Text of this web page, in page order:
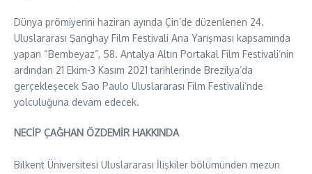
Dünya prömiyerini haziran ayında Çin’de düzenlenen 24.
Uluslararası Şanghay Film Festivali Ana Yarışması kapsamında
yapan “Bembeyaz”, 58. Antalya Altın Portakal Film Festivali’nin
ardından 21 Ekim-3 Kasım 2021 tarihlerinde Brezilya’da
gerçekleşecek Sao Paulo Uluslararası Film Festivali’nde
yolculuğuna devam edecek.
NECİP ÇAĞHAN ÖZDEMİR HAKKINDA
Bilkent Üniversitesi Uluslararası İlişkiler bölümünden mezun